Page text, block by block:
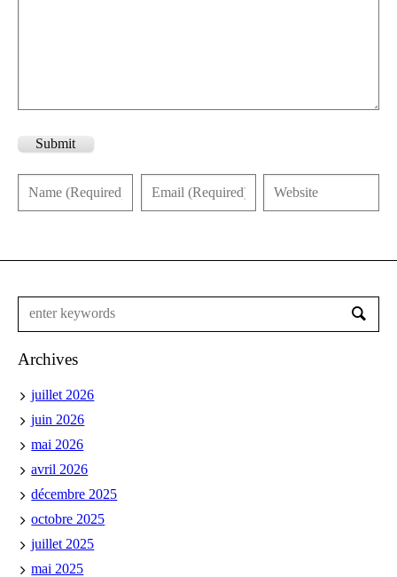
Submit
Archives
juillet 2026
juin 2026
mai 2026
avril 2026
décembre 2025
octobre 2025
juillet 2025
mai 2025